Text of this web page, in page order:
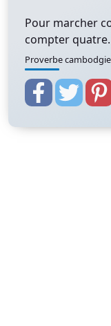
Pour marcher
compter quatre.
Proverbe